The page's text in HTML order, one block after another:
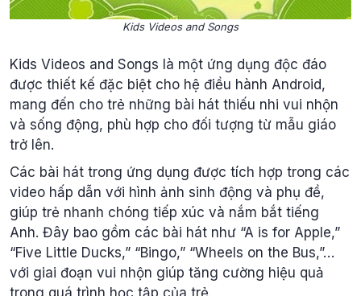
Kids Videos and Songs
Kids Videos and Songs là một ứng dụng độc đáo
được thiết kế đặc biệt cho hệ điều hành Android,
mang đến cho trẻ những bài hát thiếu nhi vui nhộn
và sống động, phù hợp cho đối tượng từ mẫu giáo
trở lên.
Các bài hát trong ứng dụng được tích hợp trong các
video hấp dẫn với hình ảnh sinh động và phụ đề,
giúp trẻ nhanh chóng tiếp xúc và nắm bắt tiếng
Anh. Đây bao gồm các bài hát như “A is for Apple,”
“Five Little Ducks,” “Bingo,” “Wheels on the Bus,”…
với giai đoạn vui nhộn giúp tăng cường hiệu quả
trong quá trình học tập của trẻ.